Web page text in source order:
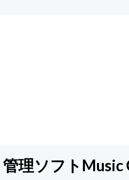
理ソフト